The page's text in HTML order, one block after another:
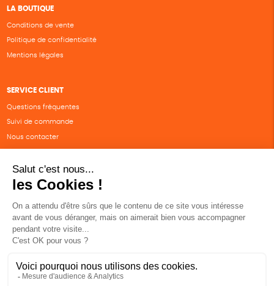
LA BOUTIQUE
Conditions de vente
Politique de confidentialité
Mentions légales
SERVICE CLIENT
Questions fréquentes
Suivi de commande
Nous contacter
SUIVEZ-NOUS
Une boutique élaborée avec par RGOODS